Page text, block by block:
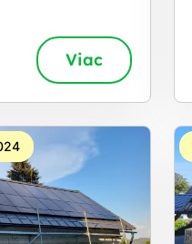
Viac